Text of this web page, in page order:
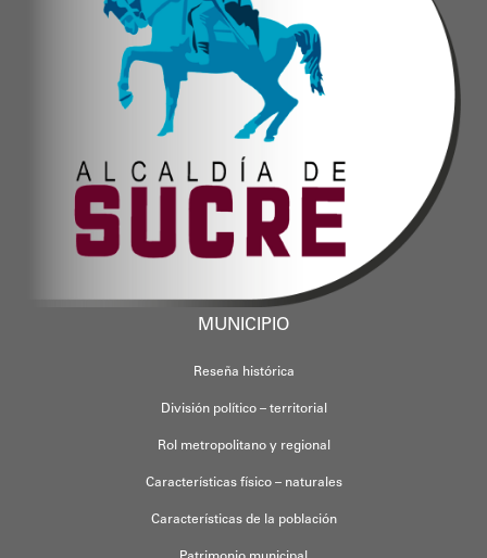
MUNICIPIO
Reseña histórica
División político – territorial
Rol metropolitano y regional
Características físico – naturales
Características de la población